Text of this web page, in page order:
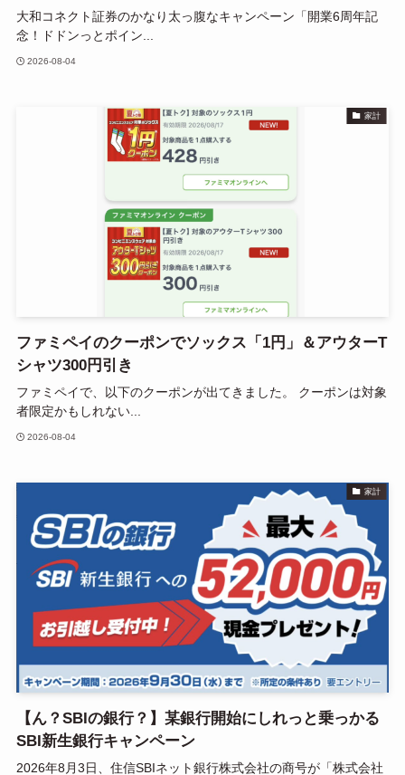
大和コネクト証券のかなり太っ腹なキャンペーン「開業6周年記
念！ドドンっとポイン...
2026-08-04
家計
ファミペイのクーポンでソックス「1円」＆アウターT
シャツ300円引き
ファミペイで、以下のクーポンが出てきました。 クーポンは対象
者限定かもしれない...
2026-08-04
家計
【ん？SBIの銀行？】某銀行開始にしれっと乗っかる
SBI新生銀行キャンペーン
2026年8月3日、住信SBIネット銀行株式会社の商号が「株式会社